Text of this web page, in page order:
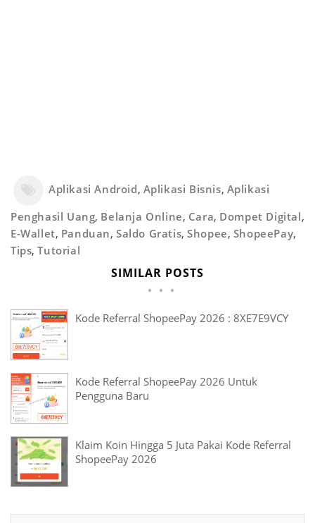
Aplikasi Android, Aplikasi Bisnis, Aplikasi
Penghasil Uang, Belanja Online, Cara, Dompet Digital,
E-Wallet, Panduan,Saldo Gratis,Shopee, ShopeePay,
Tips,Tutorial
SIMILAR POSTS
Kode Referral ShopeePay 2026 : 8XE7E9VCY
Kode Referral ShopeePay 2026 Untuk
Pengguna Baru
Klaim Koin Hingga 5 Juta Pakai Kode Referral
ShopeePay 2026